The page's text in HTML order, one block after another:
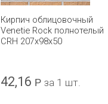
Кирпич облицовочный
Venetie Rock полнотелый
CRH 207x98x50
42,16 Р за 1 шт.